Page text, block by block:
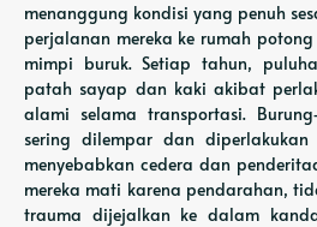
menanggung kondisi yang penuh
perjalanan mereka ke rumah
mimpi buruk. Setiap tahun,
patah sayap dan kaki akibat
alami selama transportasi.
sering dilempar dan
menyebabkan cedera dan
mereka mati karena pendarahan,
trauma dijejalkan ke dalam